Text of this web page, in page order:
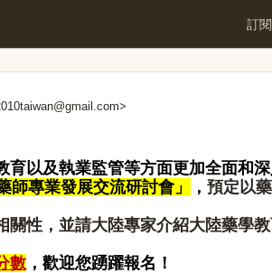
訂
>
以及執業監管等方面更加全面和
師專業發展交流研討會」 ， 預定以
性，並請大陸專家介紹大陸藥學
數 ，歡迎您踴躍報名！